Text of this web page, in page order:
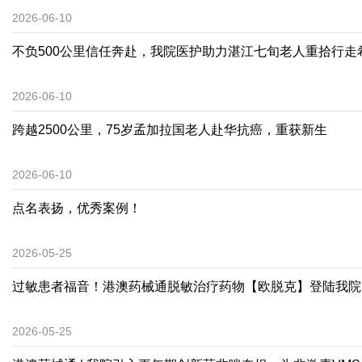
2026-06-10
不负500公里信任奔赴，我院医护助力湛江七旬老人重拾行走
2026-06-10
跨越2500公里，75岁孟加拉国老人赴华抗癌，重获新生
2026-06-10
点名表扬，优秀案例！
2026-05-25
过敏患者福音！港澳药械通脱敏治疗药物【欧脱克】登陆我院
2026-05-25